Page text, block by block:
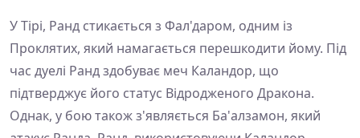
У Тірі, Ранд стикається з Фал'даром, одним із
Проклятих, який намагається перешкодити йому. Під
час дуелі Ранд здобуває меч Каландор, що
підтверджує його статус Відродженого Дракона.
Однак, у бою також з'являється Ба'алзамон, який